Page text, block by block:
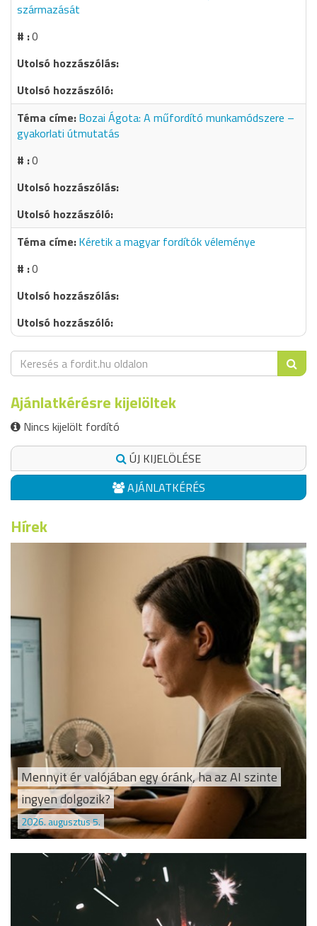
származását
0
Bozai Ágota: A műfordító munkamódszere –
gyakorlati útmutatás
0
Kéretik a magyar fordítók véleménye
0
Ajánlatkérésre kijelöltek
Nincs kijelölt fordító
ÚJ KIJELÖLÉSE
AJÁNLATKÉRÉS
Hírek
Mennyit ér valójában egy óránk, ha az AI szinte
ingyen dolgozik?
2026. augusztus 5.